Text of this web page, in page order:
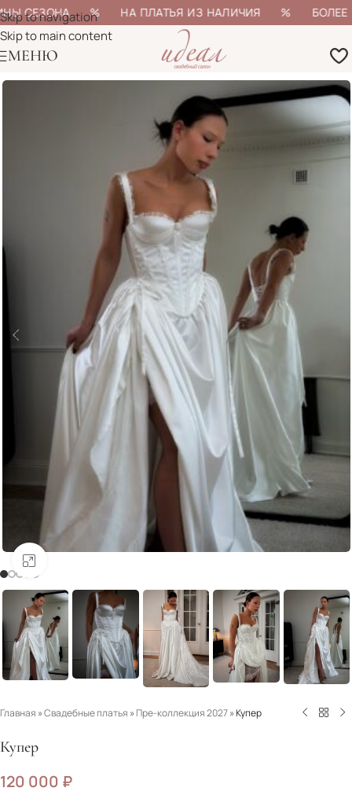
СЕЗОНА % НА ПЛАТЬЯ ИЗ НАЛИЧИЯ % БОЛЕЕ
Skip to navigation
Skip to main content
МЕНЮ
Главная »Свадебные платья »Пре-коллекция 2027»Купер
Купер
120 000 ₽